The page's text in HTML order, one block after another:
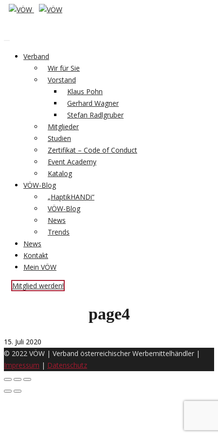
Verband
Wir für Sie
Vorstand
Klaus Pohn
Gerhard Wagner
Stefan Radlgruber
Mitglieder
Studien
Zertifikat – Code of Conduct
Event Academy
Katalog
VÖW-Blog
„HaptikHANDi“
VÖW-Blog
News
Trends
News
Kontakt
Mein VÖW
Mitglied werden!
page4
15. Juli 2020
© 2022 VÖW | Verband österreichischer Werbemittelhändler |
Impressum | Datenschutz